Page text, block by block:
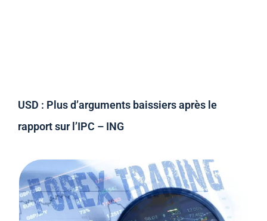
USD : Plus d’arguments baissiers après le
rapport sur l’IPC – ING